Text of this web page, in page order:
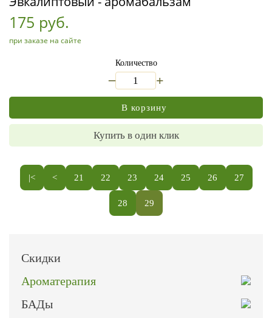
Скидки
Ароматерапия
БАДы
175 руб.
при заказе на сайте
Количество
+
В корзину
Купить в один клик
|< < 21 22 23 24 25 26 27
28 29